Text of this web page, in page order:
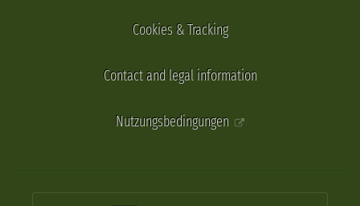
Cookies & Tracking
Contact and legal information
Nutzungsbedingungen